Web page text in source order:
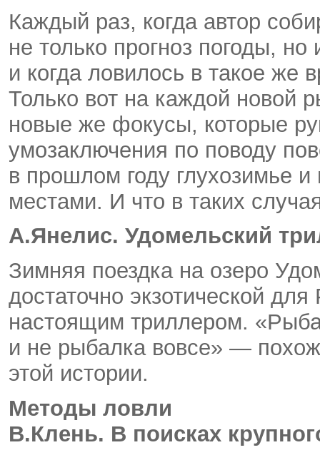
Каждый раз, когда автор
не только прогноз погоды,
и когда ловилось в такое же
Только вот на каждой новой
новые же фокусы, которые
умозаключения по поводу
в прошлом году глухозимье
местами. И что в таких
А.Янелис. Удомельский
Зимняя поездка на озеро
достаточно экзотической
настоящим триллером.
и не рыбалка вовсе» —
этой истории.
Методы ловли
В.Клень. В поисках